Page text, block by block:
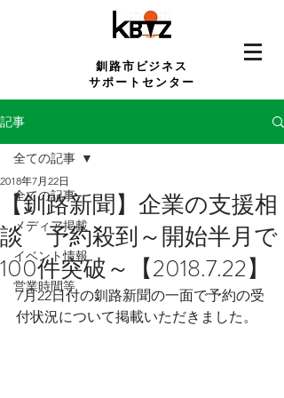
釧路市ビジネス
サポートセンター
記事
全ての記事
メディア掲載
イベント情報
営業時間等
全ての記事
【釧路新聞】企業の支援相
談 予約殺到～開始半月で
100件突破～【2018.7.22】
2018年7月22日
7月22日付の釧路新聞の一面で予約の受
付状況について掲載いただきました。